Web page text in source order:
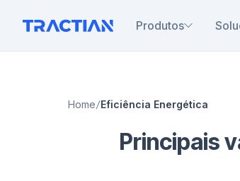
Produtos
Home Eficiência Energética
Principais